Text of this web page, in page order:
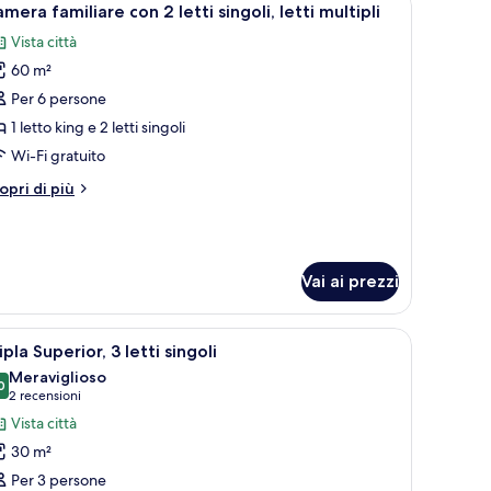
7 familiare con 2 letti singoli, letti multipli
Vista città
60 m²
Per 6 persone
1 letto king e 2 letti singoli
Wi-Fi gratuito
di più
Vai ai prezzi
sedia.
un letto, con un croissant, una ciotola di cereali e un bicchiere di succo
Camera d'albergo con due letti, una
6 Superior, 3 letti singoli
su 10
Meraviglioso
2 recensioni
(2
recensioni)
Vista città
30 m²
Per 3 persone